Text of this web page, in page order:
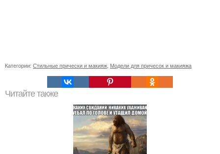
Категории: Стильные прически и макияж Модели для причесок и макияжа
Читайте также